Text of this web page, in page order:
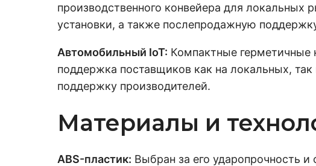
производственного конвейера для локальных
установки, а также послепродажную
Автомобильный IoT: Компактные герметичные
поддержка поставщиков как на локальных,
поддержку производителей.
Материалы и
ABS-пластик: Выбран за его ударопрочность и